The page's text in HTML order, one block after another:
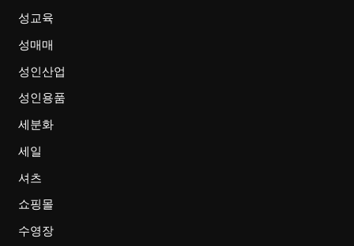
성교육
성매매
성인산업
성인용품
세분화
세일
셔츠
쇼핑몰
수영장